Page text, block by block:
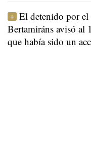
El detenido por
Bertamiráns avisó al
que había sido un